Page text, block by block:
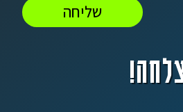
שליחה